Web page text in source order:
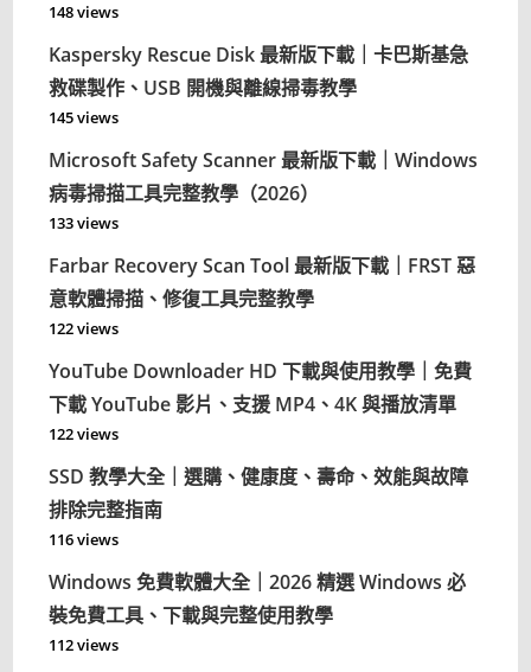
148 views
Kaspersky Rescue Disk 最新版下載｜卡巴斯基急
救碟製作、USB 開機與離線掃毒教學
145 views
Microsoft Safety Scanner 最新版下載｜Windows
病毒掃描工具完整教學（2026）
133 views
Farbar Recovery Scan Tool 最新版下載｜FRST 惡
意軟體掃描、修復工具完整教學
122 views
YouTube Downloader HD 下載與使用教學｜免費
下載 YouTube 影片、支援 MP4、4K 與播放清單
122 views
SSD 教學大全｜選購、健康度、壽命、效能與故障
排除完整指南
116 views
Windows 免費軟體大全｜2026 精選 Windows 必
裝免費工具、下載與完整使用教學
112 views